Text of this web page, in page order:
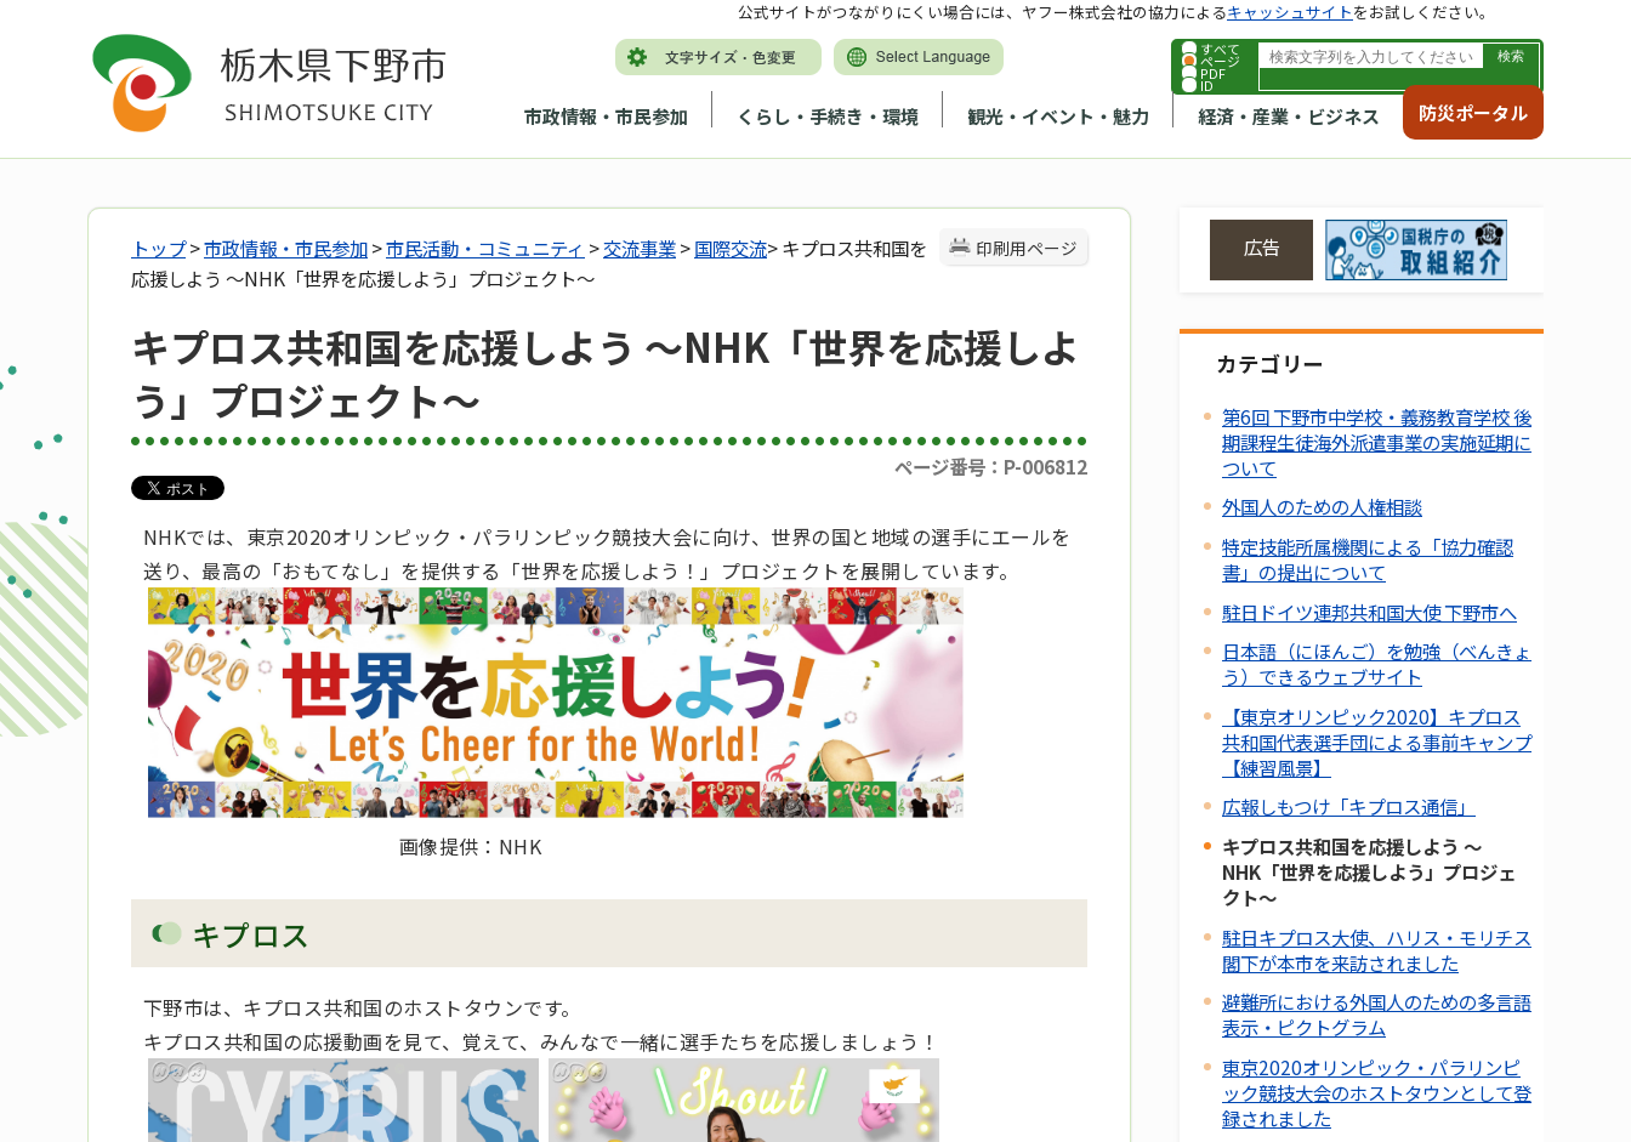
すべて
ページ
PDF
ID
市政情報・市民参加 くらし・手続き・環境 観光・イベント・魅力 経済・産業・ビジネス 防災ポータル
公式サイトがつながりにくい場合には、ヤフー株式会社の協力によるキャッシュサイトをお試しください。
印刷用ページ
トップ>市政情報・市民参加>市民活動・コミュニティ >交流事業>国際交流> キプロス共和国を
応援しよう ～NHK「世界を応援しよう」プロジェクト～
キプロス共和国を応援しよう ～NHK「世界を応援しよ
う」プロジェクト～
ページ番号：P-006812
NHKでは、東京2020オリンピック・パラリンピック競技大会に向け、世界の国と地域の選手にエールを
送り、最高の「おもてなし」を提供する「世界を応援しよう！」プロジェクトを展開しています。
画像提供：NHK
キプロス
下野市は、キプロス共和国のホストタウンです。
キプロス共和国の応援動画を見て、覚えて、みんなで一緒に選手たちを応援しましょう！
広告
カテゴリー
第6回 下野市中学校・義務教育学校 後
期課程生徒海外派遣事業の実施延期に
ついて
外国人のための人権相談
特定技能所属機関による「協力確認
書」の提出について
駐日ドイツ連邦共和国大使 下野市へ
日本語（にほんご）を勉強（べんきょ
う）できるウェブサイト
【東京オリンピック2020】キプロス
共和国代表選手団による事前キャンプ
【練習風景】
広報しもつけ「キプロス通信」
キプロス共和国を応援しよう ～
NHK「世界を応援しよう」プロジェ
クト～
駐日キプロス大使、ハリス・モリチス
閣下が本市を来訪されました
避難所における外国人のための多言語
表示・ピクトグラム
東京2020オリンピック・パラリンピ
ック競技大会のホストタウンとして登
録されました